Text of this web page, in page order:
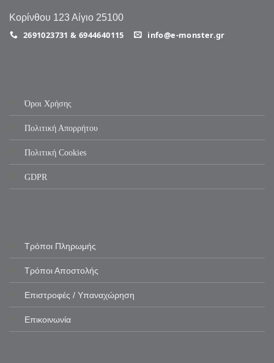
Κορίνθου 123 Αίγιο 25100
2691023731 & 6944640115 info@e-monster.gr
Όροι Χρήσης
Πολιτική Απορρήτου
Πολιτική Cookies
GDPR
Τρόποι Πληρωμής
Τρόποι Αποστολής
Επιστροφές / Υπαναχώρηση
Επικοινωνία